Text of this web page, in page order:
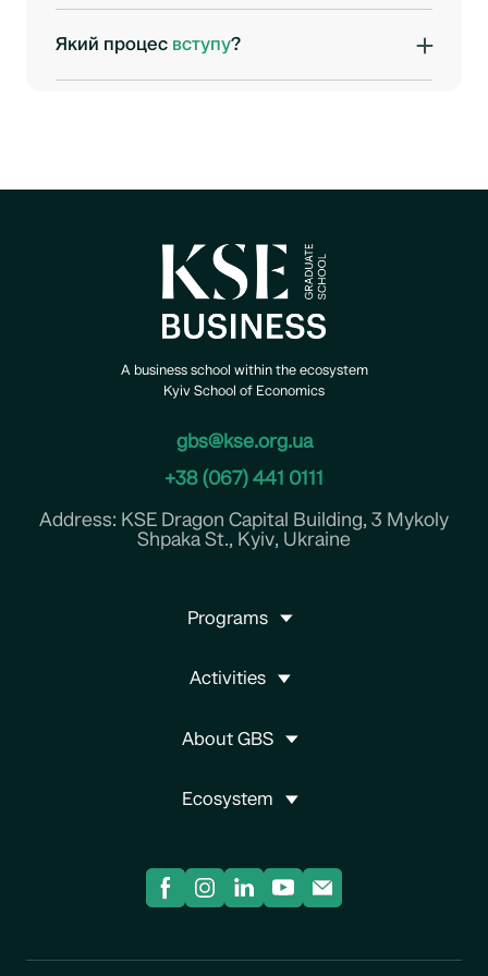
укриття з облаштованими навчальними
аудиторіями, генераторами та Starlink.
Який процес вступу?
A business school within the ecosystem
Kyiv School of Economics
gbs@kse.org.ua
+38 (067) 441 0111
Address: KSE Dragon Capital Building, 3 Mykoly
Shpaka St., Kyiv, Ukraine
Programs
Activities
About GBS
Ecosystem